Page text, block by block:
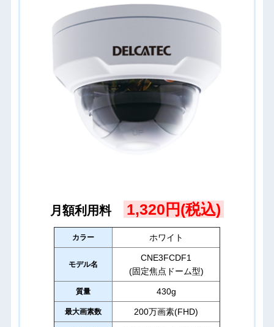
月額利用料 1,320円(税込)
カラー ホワイト
モデル名
CNE3FCDF1
(固定焦点ドーム型)
質量 430g
最大画素数 200万画素(FHD)